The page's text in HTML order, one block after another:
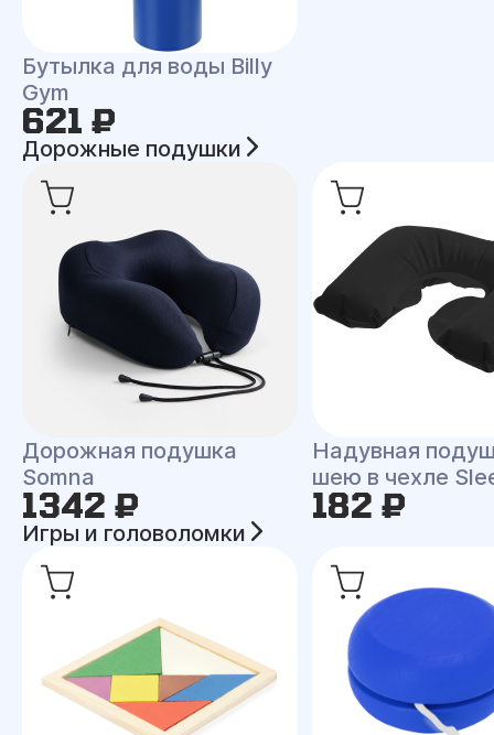
Бутылка для воды Billy
Gym
621 ₽
Дорожные подушки
Дорожная подушка
Somna
1342 ₽
Надувная
шею в чехле
182 ₽
Игры и головоломки